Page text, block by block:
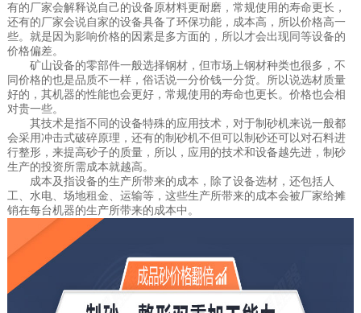
有的厂家会解释说自己的设备原材料更耐磨，常规使用的寿命更长，
还有的厂家会说自家的设备具备了环保功能，成本高，所以价格高一
些。就是因为影响价格的因素是多方面的，所以才会出现同等设备的
价格偏差。
矿山设备的零部件一般选择钢材，但市场上钢材种类也很多，不
同价格的也是品质不一样，俗话说一分价钱一分货。所以说选材质量
好的，其机器的性能也会更好，常规使用的寿命也更长。价格也会相
对贵一些。
其技术是指不同的设备特殊的应用技术，对于制砂机来说一般都
会采用冲击式破碎原理，还有的制砂机不但可以制砂还可以对石料进
行整形，来提高砂子的质量，所以，应用的技术和设备越先进，制砂
生产的投资所需成本就越高。
成本及指设备的生产所带来的成本，除了设备选材，还包括人
工、水电、场地租金、运输等，这些生产所带来的成本会被厂家给摊
销在每台机器的生产所带来的成本中。